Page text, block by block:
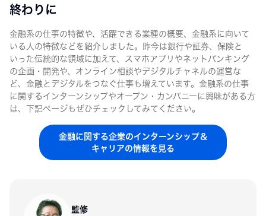
終わりに
金融系の仕事の特徴や、活躍できる業種の概要、金融系に向いて
いる人の特徴などを紹介しました。昨今は銀行や証券、保険と
いった伝統的な領域に加えて、スマホアプリやネットバンキング
の企画・開発や、オンライン相談やデジタルチャネルの運営な
ど、金融とデジタルをつなぐ仕事も増えています。金融系の仕事
に関するインターンシップやオープン・カンパニーに興味がある方
は、下記ページもぜひチェックしてみてください。
金融に関する企業のインターンシップ＆
キャリアの情報を見る
監修